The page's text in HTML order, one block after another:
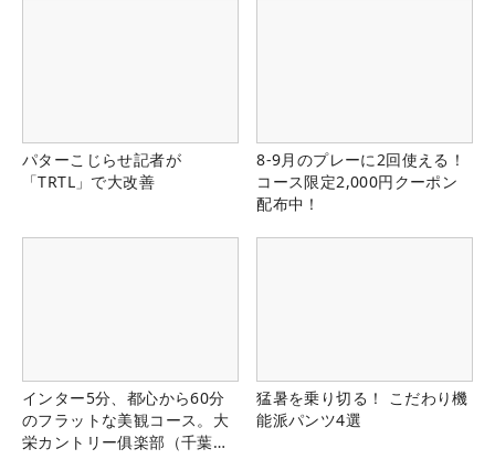
パターこじらせ記者が
「TRTL」で大改善
8-9月のプレーに2回使える！
コース限定2,000円クーポン
配布中！
インター5分、都心から60分
のフラットな美観コース。大
栄カントリー俱楽部（千葉
猛暑を乗り切る！ こだわり機
能派パンツ4選